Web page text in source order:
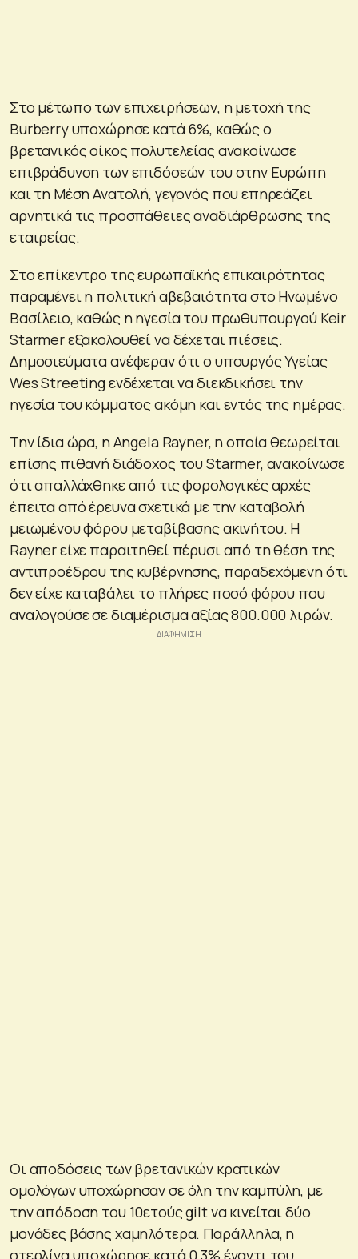
Στο μέτωπο των επιχειρήσεων, η μετοχή της
Burberry υποχώρησε κατά 6%, καθώς ο
βρετανικός οίκος πολυτελείας ανακοίνωσε
επιβράδυνση των επιδόσεών του στην Ευρώπη
και τη Μέση Ανατολή, γεγονός που επηρεάζει
αρνητικά τις προσπάθειες αναδιάρθρωσης της
εταιρείας.
Στο επίκεντρο της ευρωπαϊκής επικαιρότητας
παραμένει η πολιτική αβεβαιότητα στο Ηνωμένο
Βασίλειο, καθώς η ηγεσία του πρωθυπουργού Keir
Starmer εξακολουθεί να δέχεται πιέσεις.
Δημοσιεύματα ανέφεραν ότι ο υπουργός Υγείας
Wes Streeting ενδέχεται να διεκδικήσει την
ηγεσία του κόμματος ακόμη και εντός της ημέρας.
Την ίδια ώρα, η Angela Rayner, η οποία θεωρείται
επίσης πιθανή διάδοχος του Starmer, ανακοίνωσε
ότι απαλλάχθηκε από τις φορολογικές αρχές
έπειτα από έρευνα σχετικά με την καταβολή
μειωμένου φόρου μεταβίβασης ακινήτου. Η
Rayner είχε παραιτηθεί πέρυσι από τη θέση της
αντιπροέδρου της κυβέρνησης, παραδεχόμενη ότι
δεν είχε καταβάλει το πλήρες ποσό φόρου που
αναλογούσε σε διαμέρισμα αξίας 800.000 λιρών.
Οι αποδόσεις των βρετανικών κρατικών
ομολόγων υποχώρησαν σε όλη την καμπύλη, με
την απόδοση του 10ετούς gilt να κινείται δύο
μονάδες βάσης χαμηλότερα. Παράλληλα, η
στερλίνα υποχώρησε κατά 0,3% έναντι του